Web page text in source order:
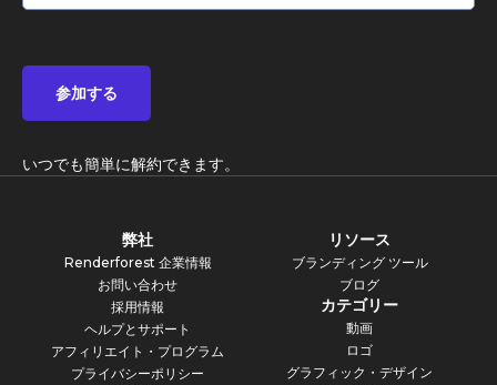
参加する
いつでも簡単に解約できます。
弊社
Renderforest 企業情報
お問い合わせ
採用情報
ヘルプとサポート
アフィリエイト・プログラム
プライバシーポリシー
リソース
ブランディング ツール
ブログ
カテゴリー
動画
ロゴ
グラフィック・デザイン